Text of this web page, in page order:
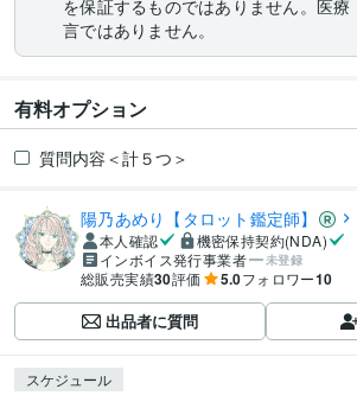
を保証するものではありません。医療
言ではありません。
有料オプション
質問内容＜計５つ＞
陽乃あめり【タロット鑑定師】
本人確認
機密保持契約(NDA)
インボイス発行事業者
未登録
総販売実績30評価 5.0フォロワー10
出品者に質問
スケジュール